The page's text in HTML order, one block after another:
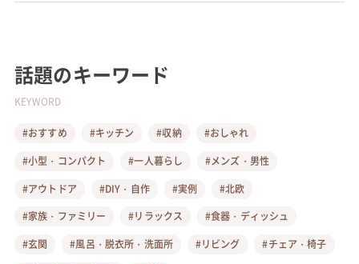
話題のキーワード
KEYWORD
#おすすめ #キッチン #収納
#おしゃれ
#小型・コンパクト
#一人暮らし
#メンズ・男性
#アウトドア
#DIY・自作 #実例
#北欧
#家族・ファミリー
#リラックス
#食器・ディッシュ
#玄関
#風呂・脱衣所・洗面所 #リビング
#チェア・椅子